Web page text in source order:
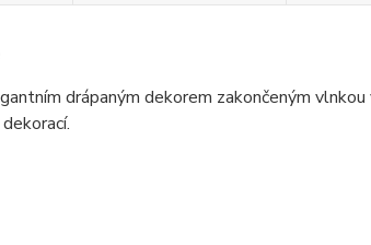
drápaným dekorem zakončeným